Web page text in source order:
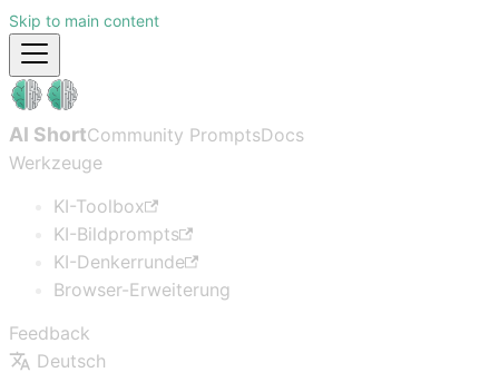
Skip to main content
AI ShortCommunity PromptsDocs
Werkzeuge
KI-Toolbox
KI-Bildprompts
KI-Denkerrunde
Browser-Erweiterung
Feedback
Deutsch